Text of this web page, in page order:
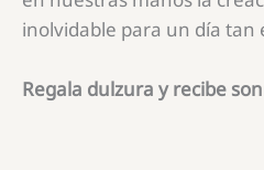
inolvidable para un día tan
Regala dulzura y recibe